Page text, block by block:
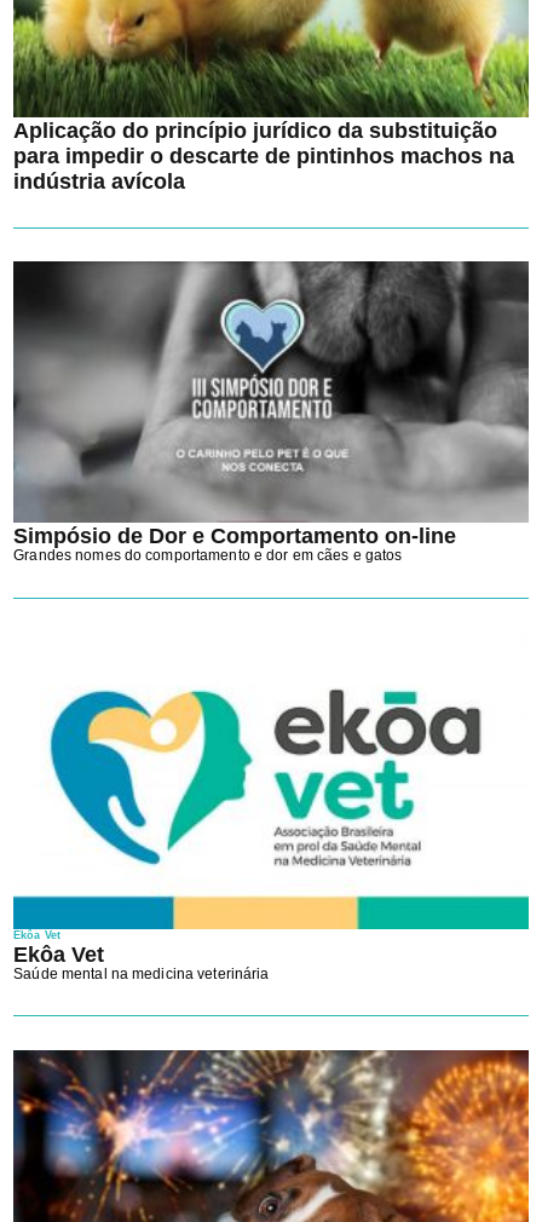
Aplicação do princípio jurídico da substituição
para impedir o descarte de pintinhos machos na
indústria avícola
Simpósio de Dor e Comportamento on-line
Grandes nomes do comportamento e dor em cães e gatos
Ekôa Vet
Ekôa Vet
Saúde mental na medicina veterinária